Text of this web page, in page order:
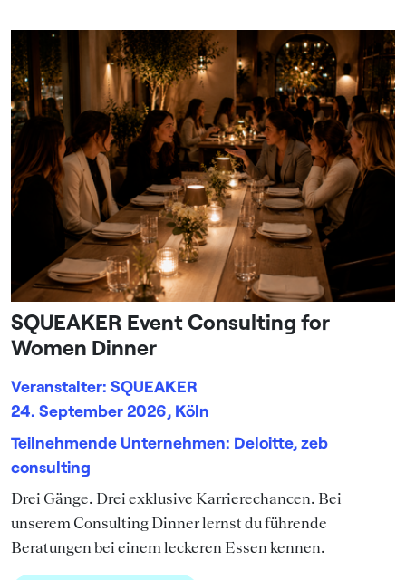
SQUEAKER Event Consulting for
Women Dinner
Veranstalter: SQUEAKER
24. September 2026, Köln
Teilnehmende Unternehmen: Deloitte, zeb
consulting
Drei Gänge. Drei exklusive Karrierechancen. Bei
unserem Consulting Dinner lernst du führende
Beratungen bei einem leckeren Essen kennen.